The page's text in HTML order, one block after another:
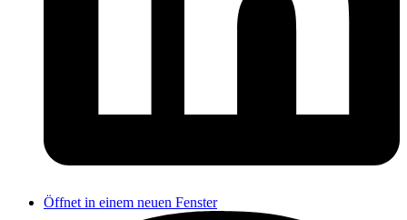
Öffnet in einem neuen Fenster